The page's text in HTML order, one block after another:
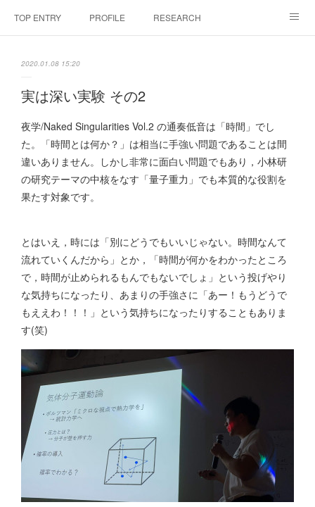
TOP ENTRY PROFILE RESEARCH
PHYSIS ENTERTAINMENT
2020.01.08 15:20
実は深い実験 その2
夜学/Naked Singularities Vol.2 の通奏低音は「時間」でし
た。「時間とは何か？」は相当に手強い問題であることは間
違いありません。しかし非常に面白い問題でもあり，小林研
の研究テーマの中核をなす「量子重力」でも本質的な役割を
果たす対象です。
とはいえ，時には「別にどうでもいいじゃない。時間なんて
流れていくんだから」とか，「時間が何かをわかったところ
で，時間が止められるもんでもないでしょ」という投げやり
な気持ちになったり、あまりの手強さに「あー！もうどうで
もええわ！！！」という気持ちになったりすることもありま
す(笑)